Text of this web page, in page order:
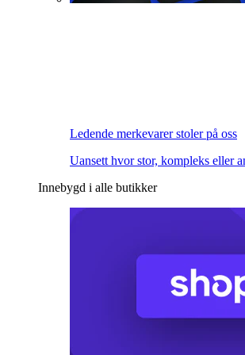
Ledende merkevarer stoler på oss
Uansett hvor stor, kompleks eller
Innebygd i alle butikker